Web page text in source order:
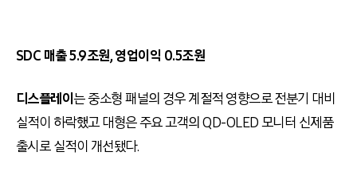
SDC 매출 5.9조원, 영업이익 0.5조원
디스플레이는 중소형 패널의 경우 계절적 영향으로 전분기 대비
실적이 하락했고 대형은 주요 고객의 QD-OLED 모니터 신제품
출시로 실적이 개선됐다.